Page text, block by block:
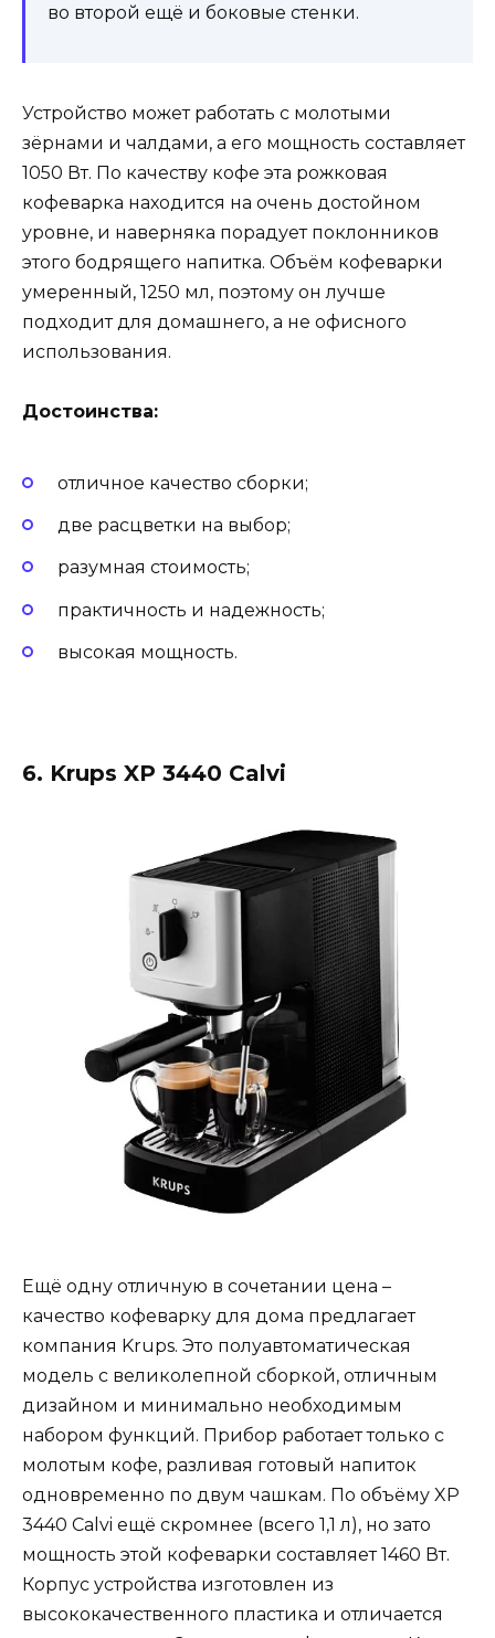
во второй ещё и боковые стенки.
Устройство может работать с молотыми
зёрнами и чалдами, а его мощность составляет
1050 Вт. По качеству кофе эта рожковая
кофеварка находится на очень достойном
уровне, и наверняка порадует поклонников
этого бодрящего напитка. Объём кофеварки
умеренный, 1250 мл, поэтому он лучше
подходит для домашнего, а не офисного
использования.
Достоинства:
отличное качество сборки;
две расцветки на выбор;
разумная стоимость;
практичность и надежность;
высокая мощность.
6. Krups XP 3440 Calvi
Ещё одну отличную в сочетании цена –
качество кофеварку для дома предлагает
компания Krups. Это полуавтоматическая
модель с великолепной сборкой, отличным
дизайном и минимально необходимым
набором функций. Прибор работает только с
молотым кофе, разливая готовый напиток
одновременно по двум чашкам. По объёму XP
3440 Calvi ещё скромнее (всего 1,1 л), но зато
мощность этой кофеварки составляет 1460 Вт.
Корпус устройства изготовлен из
высококачественного пластика и отличается